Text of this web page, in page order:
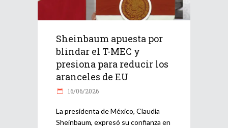
Sheinbaum apuesta por
blindar el T-MEC y
presiona para reducir los
aranceles de EU
16/06/2026
La presidenta de México, Claudia
Sheinbaum, expresó su confianza en